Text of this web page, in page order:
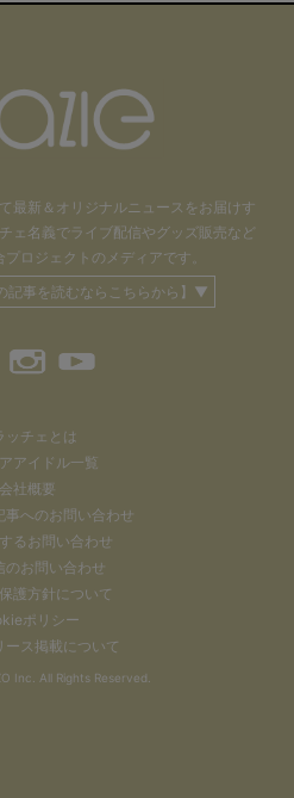
最新＆オリジナルニュースをお届けす
ェ名義でライブ配信や グッズ販売など
ロジェクトのメディアです。
記事を読むならこちらから】▼
ッチェとは
アイドル一覧
会社概要
事へのお問い合わせ
るお問い合わせ
のお問い合わせ
護方針について
ポリシー
ース掲載について
Inc. All Rights Reserved.